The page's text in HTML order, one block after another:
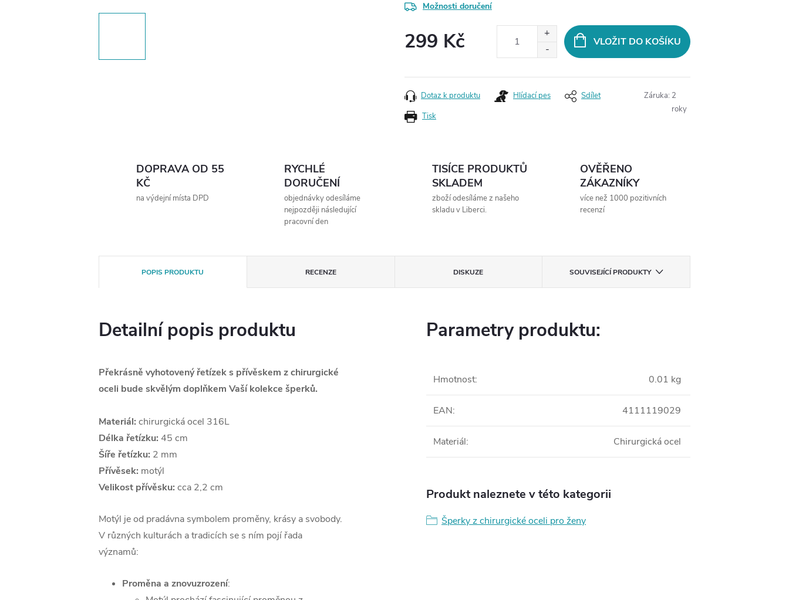
Možnosti doručení
299 Kč VLOŽIT DO KOŠÍKU
Tisk
Dotaz k produktu Hlídací pes Sdílet Záruka: 2
roky
DOPRAVA OD 55
KČ
na výdejní místa DPD
RYCHLÉ
DORUČENÍ
objednávky odesíláme
nejpozději následující
pracovní den
TISÍCE PRODUKTŮ
SKLADEM
zboží odesíláme z našeho
skladu v Liberci.
OVĚŘENO
ZÁKAZNÍKY
více než 1000 pozitivních
recenzí
POPIS PRODUKTU RECENZE DISKUZE SOUVISEJÍCÍ PRODUKTY
Detailní popis produktu
Překrásně vyhotovený řetízek s přívěskem z chirurgické
oceli bude skvělým doplňkem Vaší kolekce šperků.
Materiál: chirurgická ocel 316L
Délka řetízku: 45 cm
Šíře řetízku: 2 mm
Přívěsek: motýl
Velikost přívěsku: cca 2,2 cm
Motýl je od pradávna symbolem proměny, krásy a svobody.
V různých kulturách a tradicích se s ním pojí řada
významů:
Proměna a znovuzrození:
Parametry produktu:
Hmotnost: 0.01 kg
EAN: 4111119029
Materiál: Chirurgická ocel
Produkt naleznete v této kategorii
Šperky z chirurgické oceli pro ženy